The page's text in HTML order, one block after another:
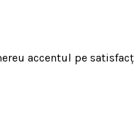
accentul pe